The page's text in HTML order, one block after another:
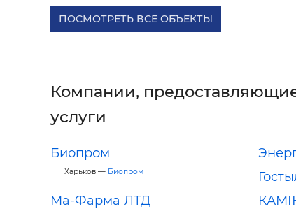
ПОСМОТРЕТЬ ВСЕ ОБЪЕКТЫ
Компании,
услуги
Биопром
Харьков — Биопром
Ма-Фарма ЛТД